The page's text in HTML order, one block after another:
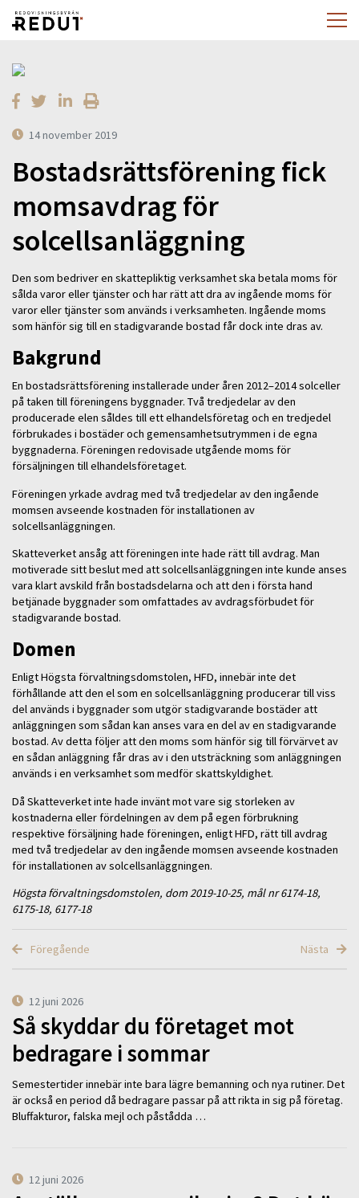
14 november 2019
Bostadsrättsförening fick
momsavdrag för
solcellsanläggning
Den som bedriver en skattepliktig verksamhet ska betala moms för
sålda varor eller tjänster och har rätt att dra av ingående moms för
varor eller tjänster som används i verksamheten. Ingående moms
som hänför sig till en stadigvarande bostad får dock inte dras av.
Bakgrund
En bostadsrättsförening installerade under åren 2012–2014 solceller
på taken till föreningens byggnader. Två tredjedelar av den
producerade elen såldes till ett elhandelsföretag och en tredjedel
förbrukades i bostäder och gemensamhetsutrymmen i de egna
byggnaderna. Föreningen redovisade utgående moms för
försäljningen till elhandelsföretaget.
Föreningen yrkade avdrag med två tredjedelar av den ingående
momsen avseende kostnaden för installationen av
solcellsanläggningen.
Skatteverket ansåg att föreningen inte hade rätt till avdrag. Man
motiverade sitt beslut med att solcellsanläggningen inte kunde anses
vara klart avskild från bostadsdelarna och att den i första hand
betjänade byggnader som omfattades av avdragsförbudet för
stadigvarande bostad.
Domen
Enligt Högsta förvaltningsdomstolen, HFD, innebär inte det
förhållande att den el som en solcellsanläggning producerar till viss
del används i byggnader som utgör stadigvarande bostäder att
anläggningen som sådan kan anses vara en del av en stadigvarande
bostad. Av detta följer att den moms som hänför sig till förvärvet av
en sådan anläggning får dras av i den utsträckning som anläggningen
används i en verksamhet som medför skattskyldighet.
Då Skatteverket inte hade invänt mot vare sig storleken av
kostnaderna eller fördelningen av dem på egen förbrukning
respektive försäljning hade föreningen, enligt HFD, rätt till avdrag
med två tredjedelar av den ingående momsen avseende kostnaden
för installationen av solcellsanläggningen.
Högsta förvaltningsdomstolen, dom 2019-10-25, mål nr 6174-18,
6175-18, 6177-18
Föregående Nästa
12 juni 2026
Så skyddar du företaget mot
bedragare i sommar
Semestertider innebär inte bara lägre bemanning och nya rutiner. Det
är också en period då bedragare passar på att rikta in sig på företag.
Bluffakturor, falska mejl och påstådda …
12 juni 2026